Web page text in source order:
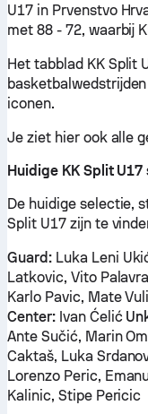
U17 in Prvenstvo
met 88 - 72, waarbij
Het tabblad KK Split
iconen.
Je ziet hier ook alle
Huidige KK Split U17
De huidige selectie,
Split U17 zijn te
Guard:Luka Leni
Latkovic, Vito
Karlo Pavic, Mate
Center:Ivan Ćelić
Ante Sučić, Marin
Caktaš, Luka
Lorenzo Peric,
Kalinic, Stipe Pericic